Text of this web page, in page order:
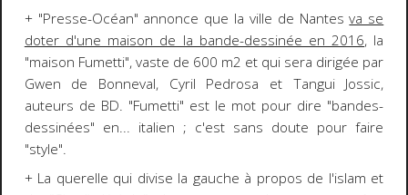
+ "Presse-Océan" annonce que la ville de Nantesva se
doter d'une maison de la bande-dessinée en 2016, la
"maison Fumetti", vaste de 600 m2 et qui sera dirigée par
Gwen de Bonneval, Cyril Pedrosa et Tangui Jossic,
auteurs de BD. "Fumetti" est le mot pour dire "bandes-
dessinées" en... italien ; c'est sans doute pour faire
"style".
+ La querelle qui divise la gauche à propos de l'islam et